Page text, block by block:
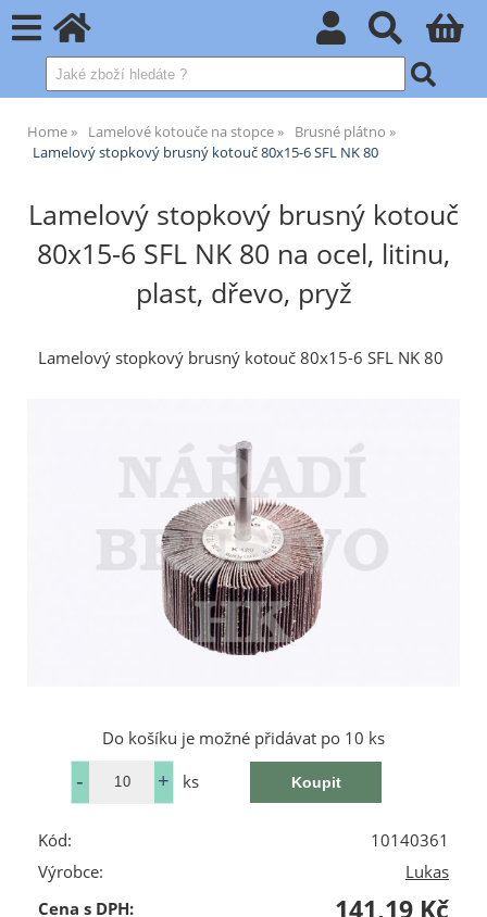
Home Lamelové kotouče na stopce
Brusné plátno
Lamelový stopkový brusný kotouč 80x15-6 SFL NK 80
Lamelový stopkový brusný kotouč
80x15-6 SFL NK 80 na ocel, litinu,
plast, dřevo, pryž
Lamelový stopkový brusný kotouč 80x15-6 SFL NK 80
Do košíku je možné přidávat po 10 ks
ks
Kód:
10140361
Výrobce:
Lukas
Cena s DPH:
141,19 Kč